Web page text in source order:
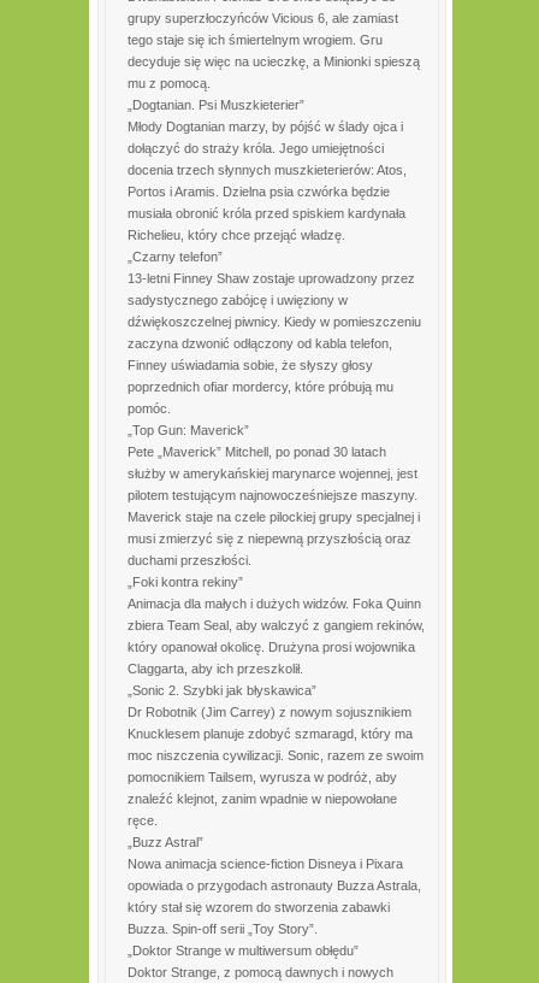
grupy superzłoczyńców Vicious 6, ale zamiast
tego staje się ich śmiertelnym wrogiem. Gru
decyduje się więc na ucieczkę, a Minionki spieszą
mu z pomocą.
„Dogtanian. Psi Muszkieterier”
Młody Dogtanian marzy, by pójść w ślady ojca i
dołączyć do straży króla. Jego umiejętności
docenia trzech słynnych muszkieterierów: Atos,
Portos i Aramis. Dzielna psia czwórka będzie
musiała obronić króla przed spiskiem kardynała
Richelieu, który chce przejąć władzę.
„Czarny telefon”
13-letni Finney Shaw zostaje uprowadzony przez
sadystycznego zabójcę i uwięziony w
dźwiękoszczelnej piwnicy. Kiedy w pomieszczeniu
zaczyna dzwonić odłączony od kabla telefon,
Finney uświadamia sobie, że słyszy głosy
poprzednich ofiar mordercy, które próbują mu
pomóc.
„Top Gun: Maverick”
Pete „Maverick” Mitchell, po ponad 30 latach
służby w amerykańskiej marynarce wojennej, jest
pilotem testującym najnowocześniejsze maszyny.
Maverick staje na czele pilockiej grupy specjalnej i
musi zmierzyć się z niepewną przyszłością oraz
duchami przeszłości.
„Foki kontra rekiny”
Animacja dla małych i dużych widzów. Foka Quinn
zbiera Team Seal, aby walczyć z gangiem rekinów,
który opanował okolicę. Drużyna prosi wojownika
Claggarta, aby ich przeszkolił.
„Sonic 2. Szybki jak błyskawica”
Dr Robotnik (Jim Carrey) z nowym sojusznikiem
Knucklesem planuje zdobyć szmaragd, który ma
moc niszczenia cywilizacji. Sonic, razem ze swoim
pomocnikiem Tailsem, wyrusza w podróż, aby
znaleźć klejnot, zanim wpadnie w niepowołane
ręce.
„Buzz Astral”
Nowa animacja science-fiction Disneya i Pixara
opowiada o przygodach astronauty Buzza Astrala,
który stał się wzorem do stworzenia zabawki
Buzza. Spin-off serii „Toy Story”.
„Doktor Strange w multiwersum obłędu”
Doktor Strange, z pomocą dawnych i nowych